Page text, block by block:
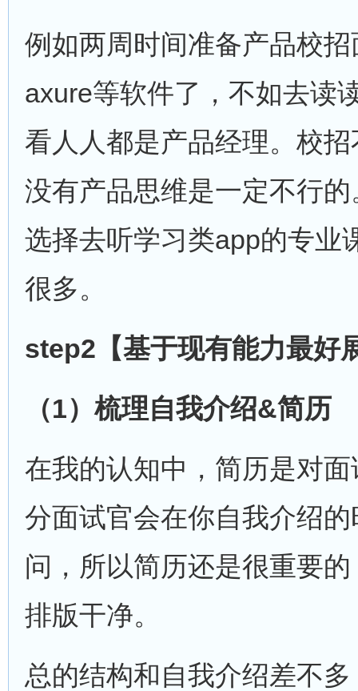
例如两周时间准备产品校
axure等软件了，不如去读
看人人都是产品经理。校
没有产品思维是一定不行
选择去听学习类app的专业
很多。
step2 【基于现有能力最好
（1）梳理自我介绍&简历
在我的认知中，简历是对
分面试官会在你自我介绍
问，所以简历还是很重要
排版干净。
总的结构和自我介绍差不